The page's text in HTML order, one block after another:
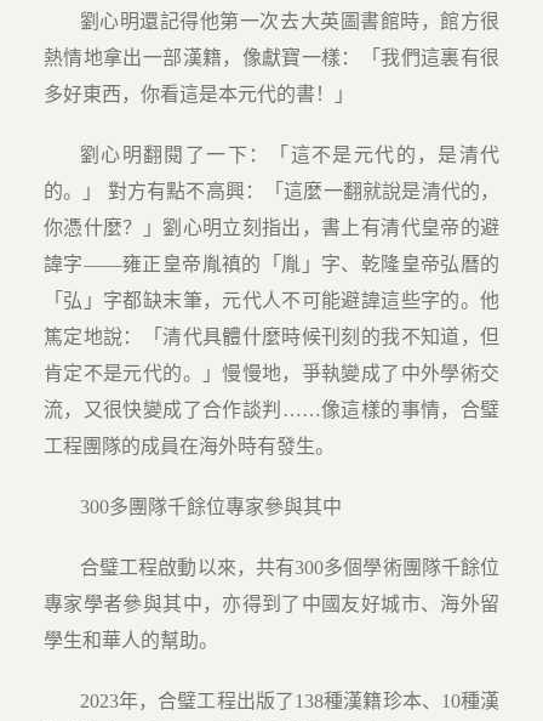
劉心明還記得他第一次去大英圖書館時，館方很
熱情地拿出一部漢籍，像獻寶一樣：「我們這裏有很
多好東西，你看這是本元代的書！」
劉心明翻閱了一下：「這不是元代的，是清代
的。」 對方有點不高興：「這麼一翻就說是清代的，
你憑什麼？」劉心明立刻指出，書上有清代皇帝的避
諱字——雍正皇帝胤禛的「胤」字、乾隆皇帝弘曆的
「弘」字都缺末筆，元代人不可能避諱這些字的。他
篤定地說：「清代具體什麼時候刊刻的我不知道，但
肯定不是元代的。」慢慢地，爭執變成了中外學術交
流，又很快變成了合作談判……像這樣的事情，合璧
工程團隊的成員在海外時有發生。
300多團隊千餘位專家參與其中
合璧工程啟動以來，共有300多個學術團隊千餘位
專家學者參與其中，亦得到了中國友好城市、海外留
學生和華人的幫助。
2023年，合璧工程出版了138種漢籍珍本、10種漢